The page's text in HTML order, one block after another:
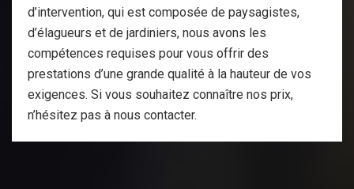
d’intervention, qui est composée de paysagistes,
d’élagueurs et de jardiniers, nous avons les
compétences requises pour vous offrir des
prestations d’une grande qualité à la hauteur de vos
exigences. Si vous souhaitez connaître nos prix,
n’hésitez pas à nous contacter.